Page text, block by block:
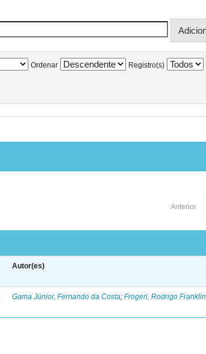
Ordenar Registro(s)
Anterior
Autor(es)
Gama Júnior, Fernando da Costa;Frogeri, Rodrigo Franklin